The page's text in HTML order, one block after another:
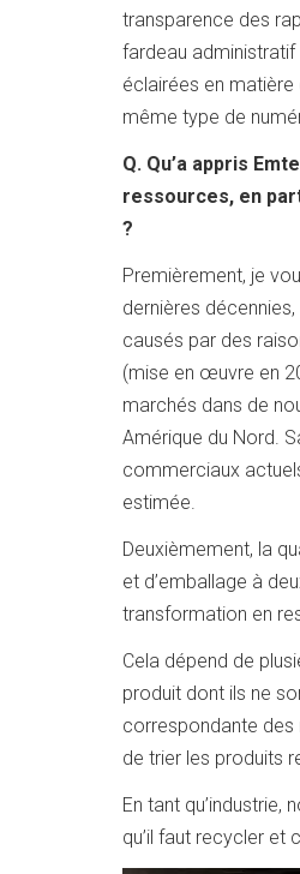
transparence des
fardeau
éclairées en
même type de
Q. Qu’a appris
ressources, en
?
Premièrement, je
dernières
causés par des
(mise en œuvre en
marchés dans de
Amérique du Nord.
commerciaux
estimée.
Deuxièmement, la
et d’emballage à
transformation en
Cela dépend de
produit dont ils ne
correspondante
de trier les produits
En tant
qu’il faut recycler et